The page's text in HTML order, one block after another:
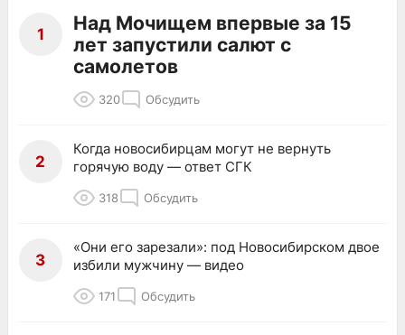
1
Над Мочищем впервые за 15
лет запустили салют с
самолетов
320 Обсудить
2
Когда новосибирцам могут не вернуть
горячую воду — ответ СГК
318 Обсудить
3
«Они его зарезали»: под Новосибирском двое
избили мужчину — видео
171 Обсудить